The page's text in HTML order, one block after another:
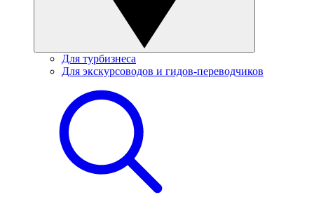
Для турбизнеса
Для экскурсоводов и гидов-переводчиков